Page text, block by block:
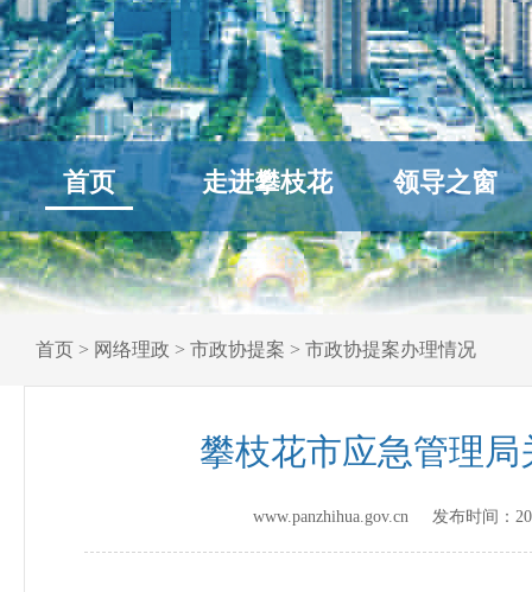
首页 走进攀枝花 领导之窗
首页 > 网络理政 > 市政协提案 > 市政协提案办理情况
攀枝花市应急管理
www.panzhihua.gov.cn 发布时间：